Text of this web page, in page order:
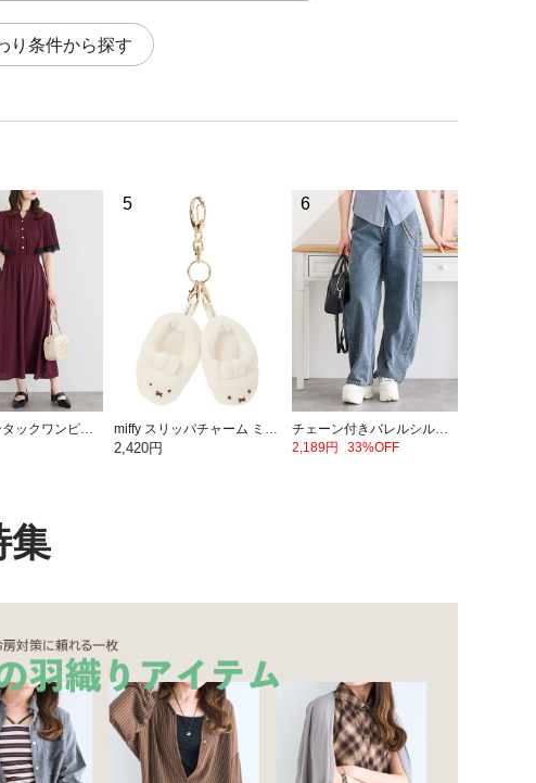
り条件から探す
レースピンタックワンピース
5
miffy スリッパチャーム ミッフィー【ミッフィー】
2,420円
6
チェーン付きバレルシルエットデニムパンツ
2,189円
33%OFF
集